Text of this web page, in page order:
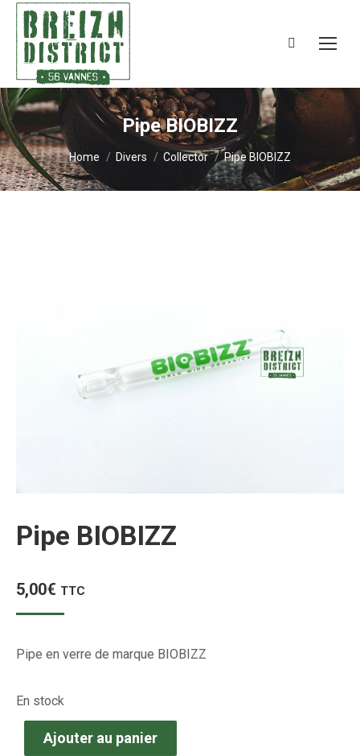
Search:
Pipe BIOBIZZ
You are here:
Home Divers Collector Pipe BIOBIZZ
Pipe BIOBIZZ
5,00€ TTC
Pipe en verre de marque BIOBIZZ
En stock
Ajouter au panier